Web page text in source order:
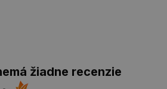
žiadne recenzie